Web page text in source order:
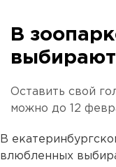
В
Оставить свой
можно до 12
В
влюбленных